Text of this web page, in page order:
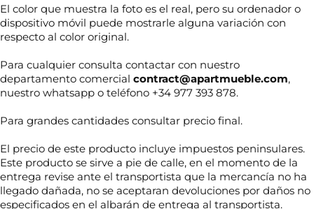
El color que muestra la foto es el real, pero su ordenador o
dispositivo móvil puede mostrarle alguna variación con
respecto al color original.
Para cualquier consulta contactar con nuestro
departamento comercial contract@apartmueble.com,
nuestro whatsapp o teléfono +34 977 393 878.
Para grandes cantidades consultar precio final.
El precio de este producto incluye impuestos peninsulares.
Este producto se sirve a pie de calle, en el momento de la
entrega revise ante el transportista que la mercancía no ha
llegado dañada, no se aceptaran devoluciones por daños no
especificados en el albarán de entrega al transportista.
c
o
m
e
N
o
m